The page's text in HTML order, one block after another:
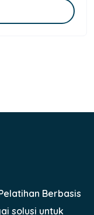
Berbasis
solusi untuk